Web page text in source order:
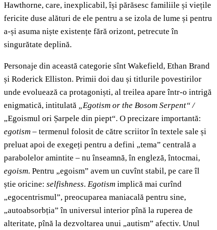
Hawthorne, care, inexplicabil, își părăsesc familiile și viețile
fericite duse alături de ele pentru a se izola de lume și pentru
a-și asuma niște existențe fără orizont, petrecute în
singurătate deplină.
Personaje din această categorie sînt Wakefield, Ethan Brand
și Roderick Elliston. Primii doi dau și titlurile povestirilor
unde evoluează ca protagoniști, al treilea apare într-o intrigă
enigmatică, intitulată „Egotism or the Bosom Serpent“ /
„Egoismul ori Șarpele din piept“. O precizare importantă:
egotism – termenul folosit de către scriitor în textele sale și
preluat apoi de exegeți pentru a defini „tema” centrală a
parabolelor amintite – nu înseamnă, în engleză, întocmai,
egoism. Pentru „egoism” avem un cuvînt stabil, pe care îl
știe oricine: selfishness. Egotism implică mai curînd
„egocentrismul”, preocuparea maniacală pentru sine,
„autoabsorbția” în universul interior pînă la ruperea de
alteritate, pînă la dezvoltarea unui „autism” afectiv. Unul